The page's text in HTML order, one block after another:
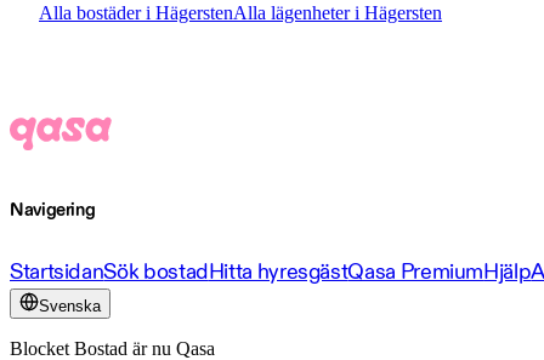
Alla bostäder i HägerstenAlla lägenheter i Hägersten
Navigering
StartsidanSök bostadHitta hyresgästQasa PremiumHjälp
Svenska
Blocket Bostad är nu Qasa